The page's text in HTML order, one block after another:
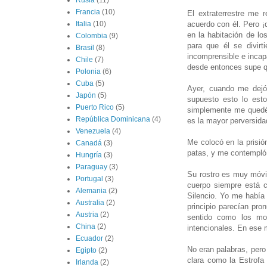
El extraterrestre me
acuerdo con él. Pero
en la habitación de
para que él se
incomprensible e
desde entonces supe
Ayer, cuando me
supuesto esto lo
simplemente me
es la mayor
Me colocó en la
patas, y me
Su rostro es muy
cuerpo siempre está
Silencio. Yo me
principio parecían
sentido como los
intencionales. En ese
No eran palabras,
clara como la Estrofa
Francia (10)
Italia (10)
Colombia (9)
Brasil (8)
Chile (7)
Polonia (6)
Cuba (5)
Japón (5)
Puerto Rico (5)
República Dominicana (4)
Venezuela (4)
Canadá (3)
Hungría (3)
Paraguay (3)
Portugal (3)
Alemania (2)
Australia (2)
Austria (2)
China (2)
Ecuador (2)
Egipto (2)
Irlanda (2)